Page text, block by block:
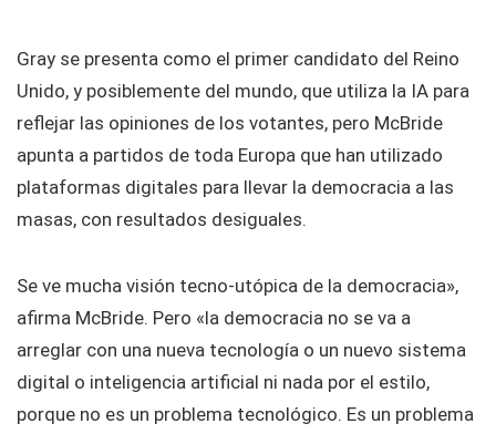
Gray se presenta como el primer candidato del Reino
Unido, y posiblemente del mundo, que utiliza la IA para
reflejar las opiniones de los votantes, pero McBride
apunta a partidos de toda Europa que han utilizado
plataformas digitales para llevar la democracia a las
masas, con resultados desiguales.
Se ve mucha visión tecno-utópica de la democracia»,
afirma McBride. Pero «la democracia no se va a
arreglar con una nueva tecnología o un nuevo sistema
digital o inteligencia artificial ni nada por el estilo,
porque no es un problema tecnológico. Es un problema